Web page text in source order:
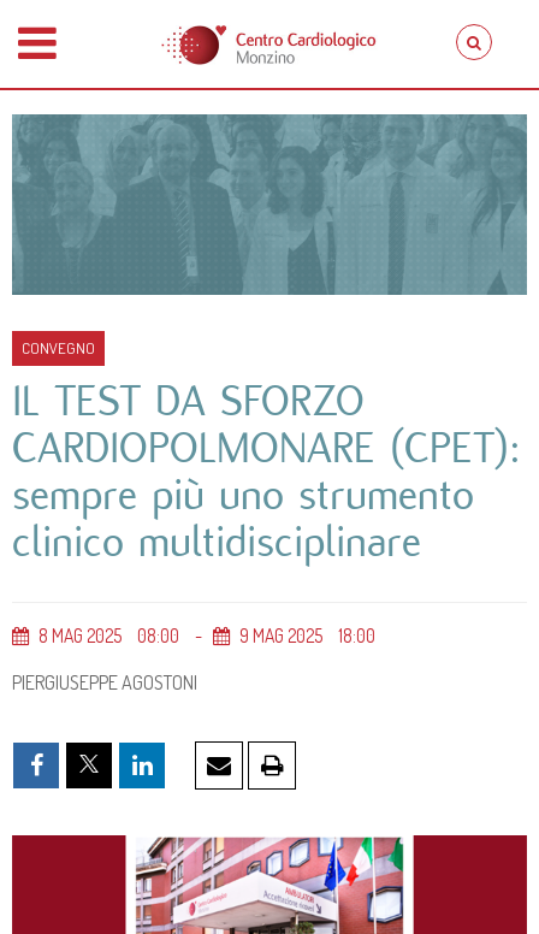
CONVEGNO
IL TEST DA SFORZO
CARDIOPOLMONARE (CPET):
sempre più uno strumento
clinico multidisciplinare
8 MAG 2025 08 00 9 MAG 2025 18 00
PIERGIUSEPPE AGOSTONI